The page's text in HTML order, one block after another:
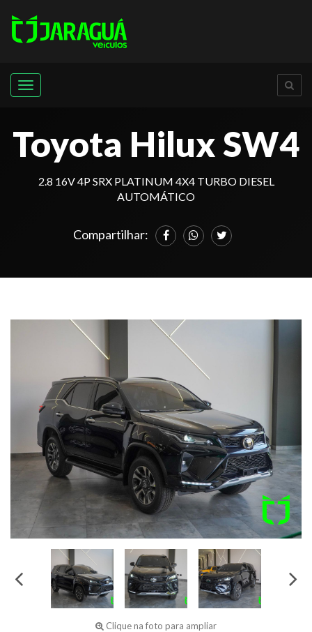
Menu
Toyota Hilux SW4
2.8 16V 4P SRX PLATINUM 4X4 TURBO DIESEL
AUTOMÁTICO
Compartilhar:
Clique na foto para ampliar